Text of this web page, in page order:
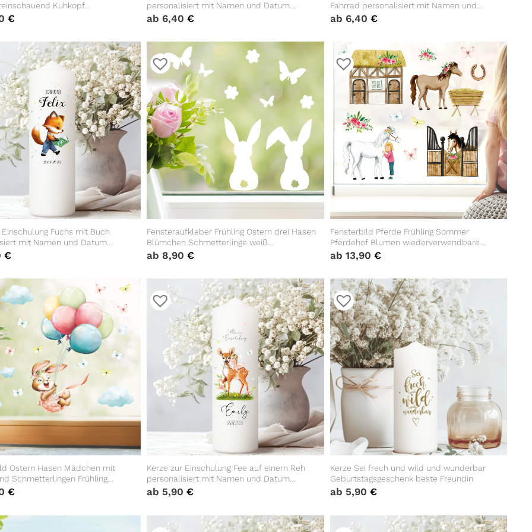
Kuhkopf
Frühling Bauernhof Bulle
€
personalisiert mit Namen und Datum
Einschulungsgeschenk Geschenk zur
Einschulung
ab 6,40€
Fahrrad personalisiert mit Namen und
Datum anpassbares Einschulungsgeschenk
Jungen
ab 6,40 €
Einschulung Fuchs mit Buch
mit Namen und Datum
Geschenk
€
Fensteraufkleber Frühling Ostern drei Hasen
Blümchen Schmetterlinge weiß
WIEDERVERWENDBAR 23 Aufkleber im
SetFensterbild Fensterdeko
ab 8,90€
Fensterbild Pferde Frühling Sommer
Pferdehof Blumen wiederverwendbare
Fensteraufkleber Kinderzimmer Mädchen
ab 13,90 €
Ostern Hasen Mädchen mit
Schmetterlingen Frühling
Frühlingsdeko Kinderzimmer
€
Kerze zur Einschulung Fee auf einem Reh
personalisiert mit Namen und Datum
individualisierbares Einschulungsgeschenk
für Kinder
ab 5,90€
Kerze Sei frech und wild und wunderbar
Geburtstagsgeschenk beste Freundin
ab 5,90 €